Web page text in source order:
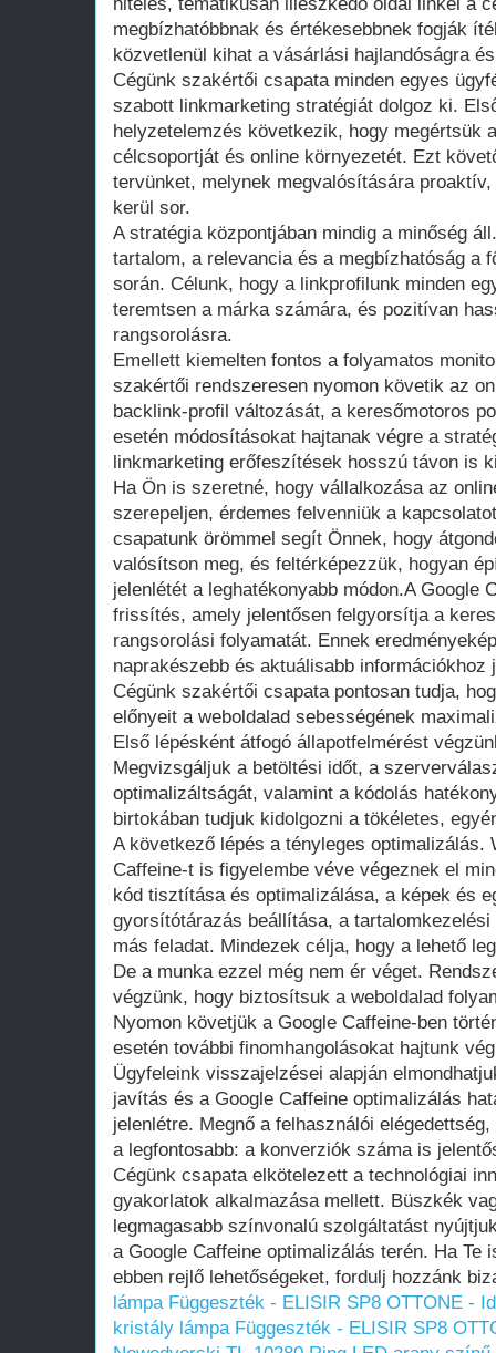
megbízhatóbbnak és értékesebbnek fogják
közvetlenül kihat a vásárlási hajlandóságra
Cégünk szakértői csapata minden egyes
szabott linkmarketing stratégiát dolgoz ki.
helyzetelemzés következik, hogy megértsük
célcsoportját és online környezetét. Ezt
tervünket, melynek megvalósítására
kerül sor.
A stratégia központjában mindig a minőség
tartalom, a relevancia és a megbízhatóság a
során. Célunk, hogy a linkprofilunk minden
teremtsen a márka számára, és pozitívan
rangsorolásra.
Emellett kiemelten fontos a folyamatos
szakértői rendszeresen nyomon követik az
backlink-profil változását, a keresőmotoros
esetén módosításokat hajtanak végre a
linkmarketing erőfeszítések hosszú távon is
Ha Ön is szeretné, hogy vállalkozása az
szerepeljen, érdemes felvenniük a
csapatunk örömmel segít Önnek, hogy
valósítson meg, és feltérképezzük, hogyan
jelenlétét a leghatékonyabb módon.A Google
frissítés, amely jelentősen felgyorsítja a
rangsorolási folyamatát. Ennek
naprakészebb és aktuálisabb
Cégünk szakértői csapata pontosan tudja,
előnyeit a weboldalad sebességének
Első lépésként átfogó állapotfelmérést
Megvizsgáljuk a betöltési időt, a
optimalizáltságát, valamint a kódolás
birtokában tudjuk kidolgozni a tökéletes,
A következő lépés a tényleges optimalizálás.
Caffeine-t is figyelembe véve végeznek el
kód tisztítása és optimalizálása, a képek és
gyorsítótárazás beállítása, a
más feladat. Mindezek célja, hogy a lehető
De a munka ezzel még nem ér véget.
végzünk, hogy biztosítsuk a weboldalad
Nyomon követjük a Google Caffeine-ben
esetén további finomhangolásokat hajtunk
Ügyfeleink visszajelzései alapján
javítás és a Google Caffeine optimalizálás
jelenlétre. Megnő a felhasználói
a legfontosabb: a konverziók száma is
Cégünk csapata elkötelezett a technológiai
gyakorlatok alkalmazása mellett. Büszkék
legmagasabb színvonalú szolgáltatást
a Google Caffeine optimalizálás terén. Ha Te
ebben rejlő lehetőségeket, fordulj hozzánk
lámpa Függeszték - ELISIR SP8 OTTONE -
kristály lámpa Függeszték - ELISIR SP8